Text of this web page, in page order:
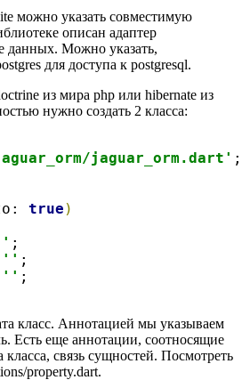
можно указать совместимую
описан адаптер
данных. Можно указать,
для доступа к postgresql.
из мира php или hibernate из
нужно создать 2 класса:
jaguar_orm.dart' ;
true )
;
'' ;
'' ;
класс. Аннотацией мы указываем
Есть еще аннотации, соотносящие
связь сущностей. Посмотреть
property.dart.